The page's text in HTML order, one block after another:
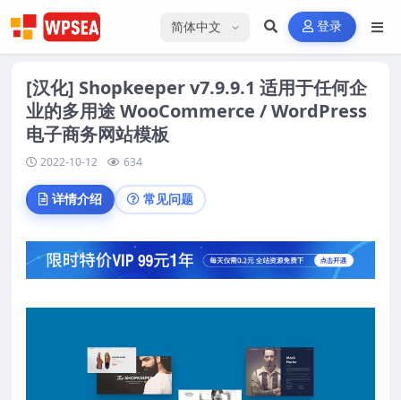
选择语言 登录
[汉化] Shopkeeper v7.9.9.1 适用于任何企
业的多用途 WooCommerce / WordPress
电子商务网站模板
2022-10-12 634
详情介绍 常见问题